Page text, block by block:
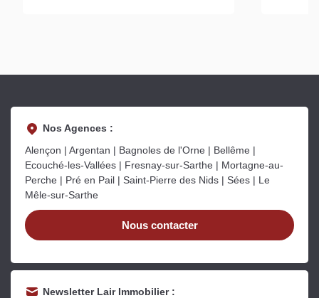
Nos Agences :
Alençon | Argentan | Bagnoles de l'Orne | Bellême |
Ecouché-les-Vallées | Fresnay-sur-Sarthe | Mortagne-au-
Perche | Pré en Pail | Saint-Pierre des Nids | Sées | Le
Mêle-sur-Sarthe
Nous contacter
Newsletter Lair Immobilier :